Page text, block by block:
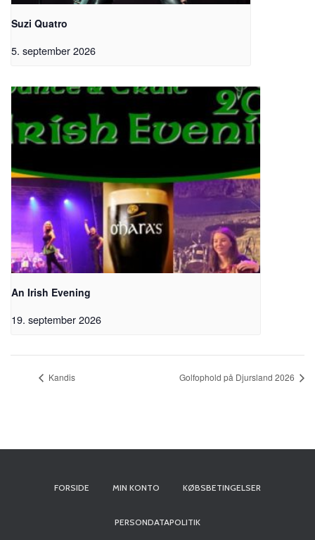
Suzi Quatro
5. september 2026
An Irish Evening
19. september 2026
Kandis Golfophold på Djursland 2026
FORSIDE MIN KONTO KØBSBETINGELSER
PERSONDATAPOLITIK